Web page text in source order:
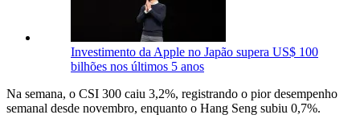
Investimento da Apple no Japão supera US$ 100
bilhões nos últimos 5 anos
Na semana, o CSI 300 caiu 3,2%, registrando o pior desempenho
semanal desde novembro, enquanto o Hang Seng subiu 0,7%.